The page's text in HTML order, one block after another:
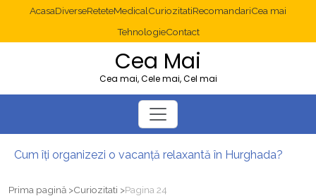
AcasaDiverseReteteMedicalCuriozitatiRecomandariCea mai
TehnologieContact
Cea Mai
Cea mai, Cele mai, Cel mai
Cum îți organizezi o vacanță relaxantă în Hurghada?
Prima pagină Curiozitati Pagina 24